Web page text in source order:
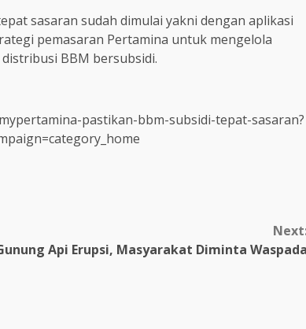
sasaran sudah dimulai yakni dengan aplikasi
pemasaran Pertamina untuk mengelola
BBM bersubsidi.
pastikan-bbm-subsidi-tepat-sasaran?
Api Erupsi, Masyarakat Diminta